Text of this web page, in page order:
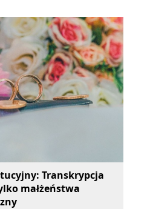
Transkrypcja
małżeństwa